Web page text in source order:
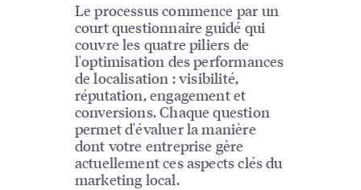
Le processus commence par un
court questionnaire guidé qui
couvre les quatre piliers de
l'optimisation des performances
de localisation : visibilité,
réputation, engagement et
conversions. Chaque question
permet d'évaluer la manière
dont votre entreprise gère
actuellement ces aspects clés du
marketing local.